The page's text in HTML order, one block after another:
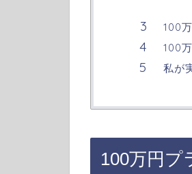
100
100
私が
100万円